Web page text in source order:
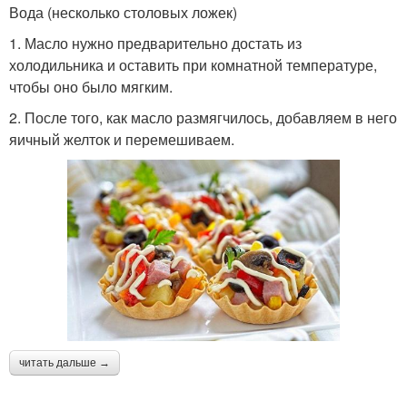
Вода (несколько столовых ложек)
1. Масло нужно предварительно достать из
холодильника и оставить при комнатной температуре,
чтобы оно было мягким.
2. После того, как масло размягчилось, добавляем в него
яичный желток и перемешиваем.
читать дальше →